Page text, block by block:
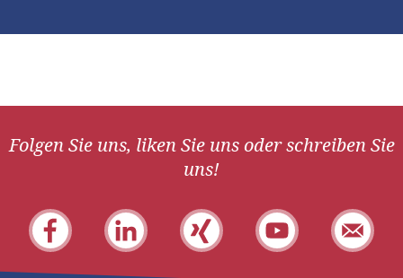
Folgen Sie uns, liken Sie uns oder schreiben Sie
uns!